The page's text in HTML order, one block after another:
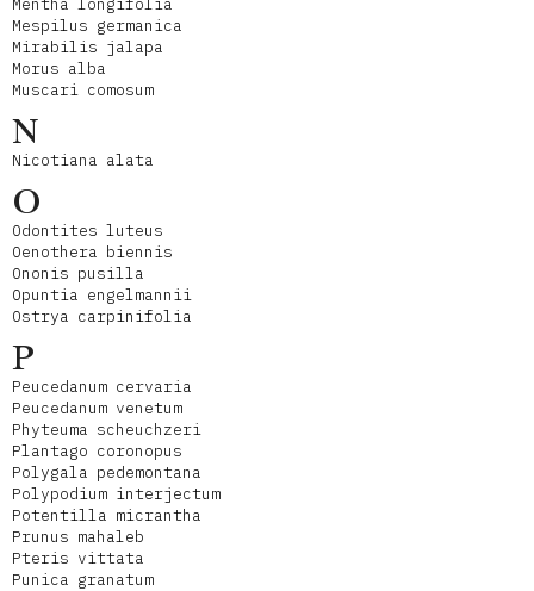
Mentha longifolia
Mespilus germanica
Mirabilis jalapa
Morus alba
Muscari comosum
N
Nicotiana alata
O
Odontites luteus
Oenothera biennis
Ononis pusilla
Opuntia engelmannii
Ostrya carpinifolia
P
Peucedanum cervaria
Peucedanum venetum
Phyteuma scheuchzeri
Plantago coronopus
Polygala pedemontana
Polypodium interjectum
Potentilla micrantha
Prunus mahaleb
Pteris vittata
Punica granatum